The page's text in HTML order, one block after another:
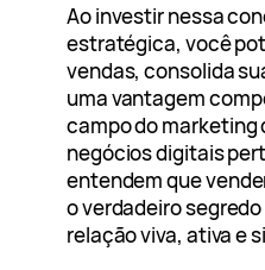
Ao investir nessa
estratégica, você
vendas, consolida
uma vantagem
campo do marketing
negócios digitais
entendem que
o verdadeiro
relação viva, ativa e